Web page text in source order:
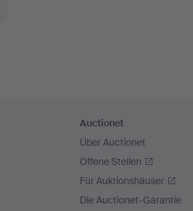
Auctionet
Über Auctionet
Offene Stellen
Für Auktionshäuser
Die Auctionet-Garantie